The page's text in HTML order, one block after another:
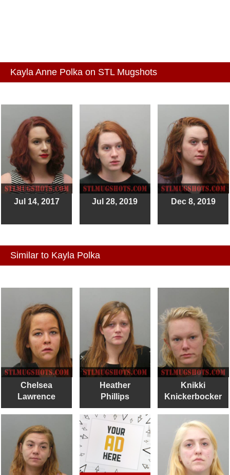
Kayla Anne Polka on STL Mugshots
Jul 14, 2017 Jul 28, 2019 Dec 8, 2019
Similar to Kayla Polka
Chelsea
Lawrence
Heather
Phillips
Knikki
Knickerbocker